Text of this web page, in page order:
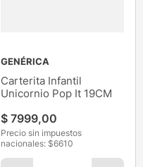
GENÉRICA
Carterita Infantil
Unicornio Pop It 19CM
$ 7999,00
Precio sin impuestos
nacionales: $6610